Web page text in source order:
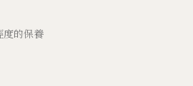
度的保養